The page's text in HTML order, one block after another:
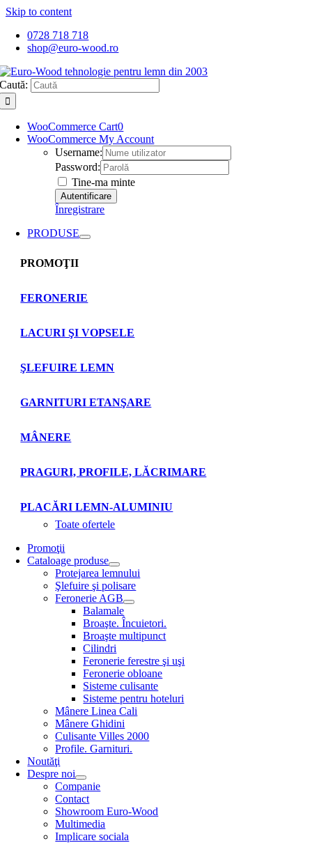
Skip to content
0728 718 718
shop@euro-wood.ro
Caută:
WooCommerce Cart0
WooCommerce My Account
Username:
Password:
Tine-ma minte
Înregistrare
PRODUSE
PROMOŢII
FERONERIE
LACURI ŞI VOPSELE
ŞLEFUIRE LEMN
GARNITURI ETANŞARE
MÂNERE
PRAGURI, PROFILE, LĂCRIMARE
PLACĂRI LEMN-ALUMINIU
Toate ofertele
Promoţii
Cataloage produse
Protejarea lemnului
Şlefuire şi polisare
Feronerie AGB
Balamale
Broaşte. Încuietori.
Broaşte multipunct
Cilindri
Feronerie ferestre şi uşi
Feronerie obloane
Sisteme culisante
Sisteme pentru hoteluri
Mânere Linea Cali
Mânere Ghidini
Culisante Villes 2000
Profile. Garnituri.
Noutăţi
Despre noi
Companie
Contact
Showroom Euro-Wood
Multimedia
Implicare sociala